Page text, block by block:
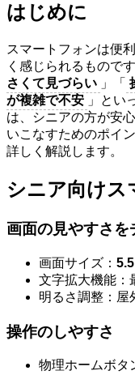
はじめに
スマートフォンは便
く感じられるもので
さくて見づらい 」「
が複雑で不安 」とい
は、シニアの方が安
いこなすためのポイ
詳しく解説します。
シニア向けス
画面の見やすさを
画面サイズ：
文字拡大機能：
明るさ調整：屋
操作のしやすさ
物理ホームボタ